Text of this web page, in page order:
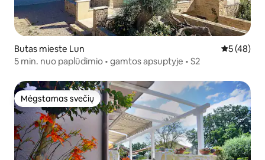
Butas mieste Lun Vidutinis
5 (48)
5 min. nuo paplūdimio • gamtos apsuptyje • S2
Mėgstamas svečių
Mėgstamas svečių